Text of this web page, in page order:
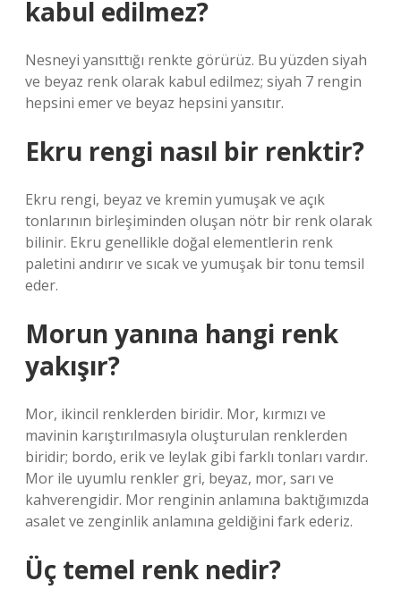
kabul edilmez?
Nesneyi yansıttığı renkte görürüz. Bu yüzden siyah
ve beyaz renk olarak kabul edilmez; siyah 7 rengin
hepsini emer ve beyaz hepsini yansıtır.
Ekru rengi nasıl bir renktir?
Ekru rengi, beyaz ve kremin yumuşak ve açık
tonlarının birleşiminden oluşan nötr bir renk olarak
bilinir. Ekru genellikle doğal elementlerin renk
paletini andırır ve sıcak ve yumuşak bir tonu temsil
eder.
Morun yanına hangi renk
yakışır?
Mor, ikincil renklerden biridir. Mor, kırmızı ve
mavinin karıştırılmasıyla oluşturulan renklerden
biridir; bordo, erik ve leylak gibi farklı tonları vardır.
Mor ile uyumlu renkler gri, beyaz, mor, sarı ve
kahverengidir. Mor renginin anlamına baktığımızda
asalet ve zenginlik anlamına geldiğini fark ederiz.
Üç temel renk nedir?